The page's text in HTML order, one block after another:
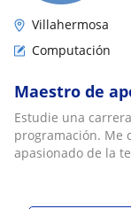
Villahermosa
Computación
Maestro de
Estudie una
programación. Me
apasionado de la